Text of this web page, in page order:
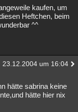
kaufen, um
Heftchen, beim
^^
23.12.2004 um 16:04
hätte sabrina keine
hätte hier nix